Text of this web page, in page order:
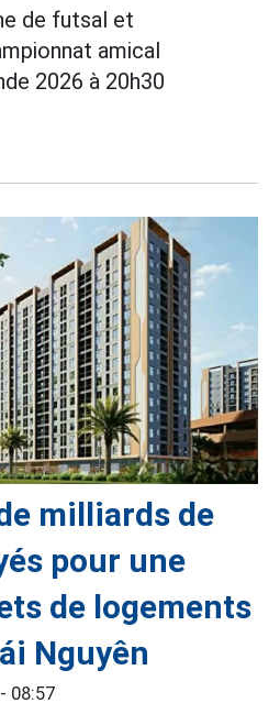
de futsal et
amical
2026 à 20h30
milliards de
pour une
de logements
Nguyên
08:57